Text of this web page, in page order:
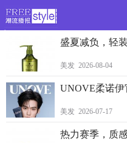
>
盛夏减负，轻
美发 2026-08-04
UNOVE柔诺
美发 2026-07-17
热力赛季，质